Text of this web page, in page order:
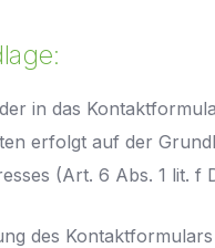
in das
erfolgt auf der
(Art. 6 Abs. 1 lit. f
des